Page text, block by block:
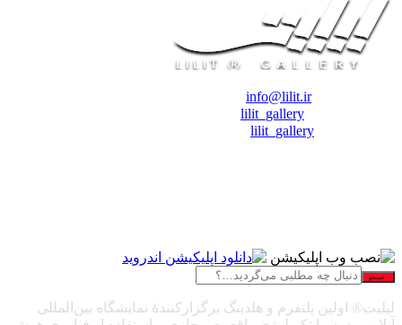
info@lilit.ir
lilit_gallery
lilit_gallery
جستجو
لیلیت® اولین پلتفرم و هلدینگ برگزارکنندهٔ نمایشگاه بین‌المللی